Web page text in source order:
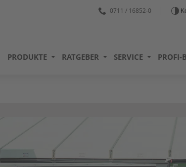
0711 / 16852-0
PRODUKTE RATGEBER SERVICE PROFI-